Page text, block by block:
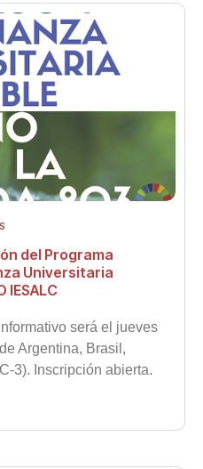
del Programa
Universitaria
IESALC
será el jueves
Argentina, Brasil,
3). Inscripción abierta.